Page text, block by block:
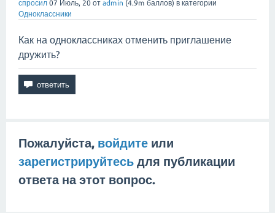
спросил 07 Июль, 20 от admin (4.9m баллов) в категории
Одноклассники
Как на одноклассниках отменить приглашение
дружить?
Пожалуйста, войдите или
зарегистрируйтесь для публикации
ответа на этот вопрос.